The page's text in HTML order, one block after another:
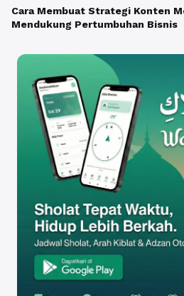
Cara Membuat Strategi Konten
Mendukung Pertumbuhan Bisnis